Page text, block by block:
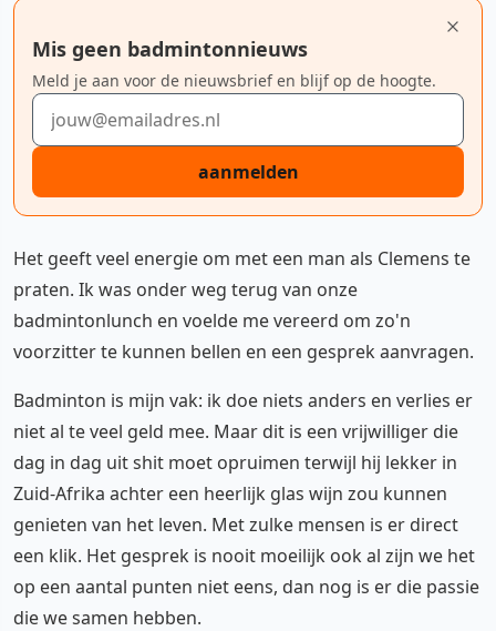
Mis geen badmintonnieuws
Meld je aan voor de nieuwsbrief en blijf op de hoogte.
E-mailadres
aanmelden
Het geeft veel energie om met een man als Clemens te
praten. Ik was onder weg terug van onze
badmintonlunch en voelde me vereerd om zo'n
voorzitter te kunnen bellen en een gesprek aanvragen.
Badminton is mijn vak: ik doe niets anders en verlies er
niet al te veel geld mee. Maar dit is een vrijwilliger die
dag in dag uit shit moet opruimen terwijl hij lekker in
Zuid-Afrika achter een heerlijk glas wijn zou kunnen
genieten van het leven. Met zulke mensen is er direct
een klik. Het gesprek is nooit moeilijk ook al zijn we het
op een aantal punten niet eens, dan nog is er die passie
die we samen hebben.